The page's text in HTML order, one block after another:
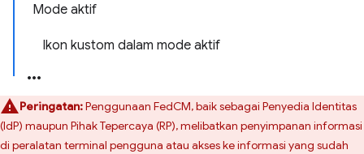
Mode aktif
Ikon kustom dalam mode aktif
Peringatan:Penggunaan FedCM, baik sebagai Penyedia Identitas
(IdP) maupun Pihak Tepercaya (RP), melibatkan penyimpanan informasi
di peralatan terminal pengguna atau akses ke informasi yang sudah